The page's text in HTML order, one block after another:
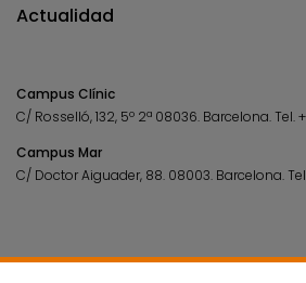
Actualidad
Campus Clínic
C/ Rosselló, 132, 5º 2ª 08036. Barcelona.Tel.
Campus Mar
C/ Doctor Aiguader, 88. 08003. Barcelona.